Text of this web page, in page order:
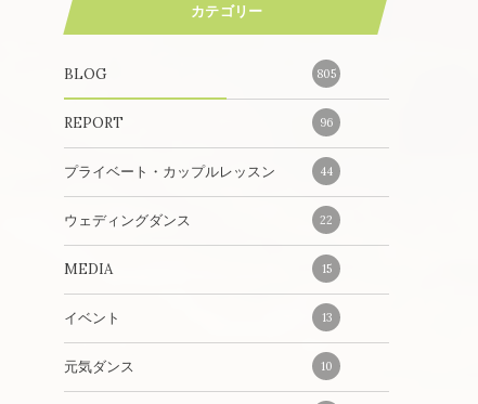
カテゴリー
BLOG 805
REPORT 96
プライベート・カップルレッスン 44
ウェディングダンス 22
MEDIA 15
イベント 13
元気ダンス 10